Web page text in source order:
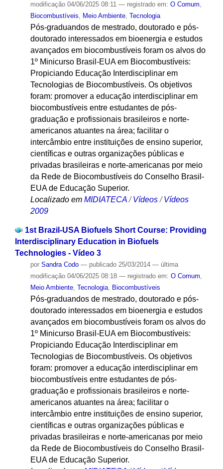
modificação04/06/2025 08:11 — registrado em: O Comum
Biocombustíveis
Meio Ambiente, Tecnologia
Pós-graduandos de mestrado, doutorado e pós-
doutorado interessados em bioenergia e estudos
avançados em biocombustíveis foram os alvos do
1º Minicurso Brasil-EUA em Biocombustíveis:
Propiciando Educação Interdisciplinar em
Tecnologias de Biocombustíveis. Os objetivos
foram: promover a educação interdisciplinar em
biocombustíveis entre estudantes de pós-
graduação e profissionais brasileiros e norte-
americanos atuantes na área; facilitar o
intercâmbio entre instituições de ensino superior,
científicas e outras organizações públicas e
privadas brasileiras e norte-americanas por meio
da Rede de Biocombustíveis do Conselho Brasil-
EUA de Educação Superior.
Localizado em MIDIATECA /Vídeos /Vídeos
2009
1st Brazil-USA Biofuels Short Course: Providing
Interdisciplinary Education in Biofuels
Technologies - Vídeo 3
por Sandra Codo — publicado25/03/2014 — última
modificação04/06/2025 08:18 — registrado em: O Comum,
Meio Ambiente, Tecnologia, Biocombustíveis
Pós-graduandos de mestrado, doutorado e pós-
doutorado interessados em bioenergia e estudos
avançados em biocombustíveis foram os alvos do
1º Minicurso Brasil-EUA em Biocombustíveis:
Propiciando Educação Interdisciplinar em
Tecnologias de Biocombustíveis. Os objetivos
foram: promover a educação interdisciplinar em
biocombustíveis entre estudantes de pós-
graduação e profissionais brasileiros e norte-
americanos atuantes na área; facilitar o
intercâmbio entre instituições de ensino superior,
científicas e outras organizações públicas e
privadas brasileiras e norte-americanas por meio
da Rede de Biocombustíveis do Conselho Brasil-
EUA de Educação Superior.